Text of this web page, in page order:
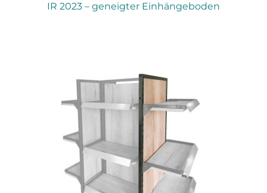
IR 2023 – geneigter Einhängeboden